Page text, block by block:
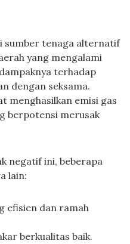
sumber tenaga alternatif
yang mengalami
terhadap
dengan seksama.
menghasilkan emisi gas
berpotensi merusak
negatif ini, beberapa
lain:
efisien dan ramah
berkualitas baik.